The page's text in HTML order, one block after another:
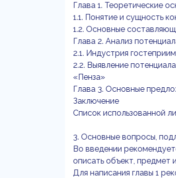
Глава 1. Теоретические
1.1. Понятие и сущность
1.2. Основные
Глава 2. Анализ
2.1. Индустрия
2.2. Выявление
«Пенза»
Глава 3. Основные
Заключение
Список использованной
3. Основные вопросы,
Во введении
описать объект, предмет
Для написания главы 1